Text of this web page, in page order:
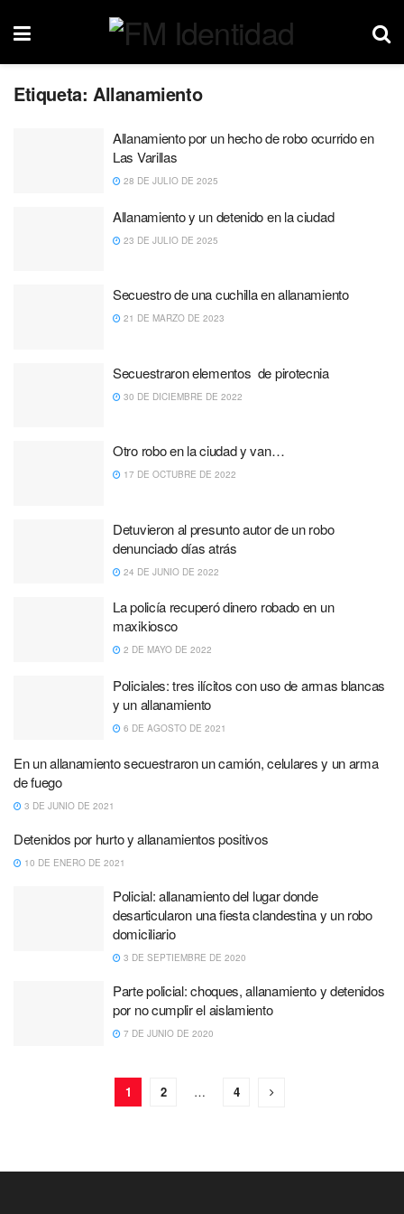
Etiqueta: Allanamiento
Allanamiento por un hecho de robo ocurrido en
Las Varillas
28 DE JULIO DE 2025
Allanamiento y un detenido en la ciudad
23 DE JULIO DE 2025
Secuestro de una cuchilla en allanamiento
21 DE MARZO DE 2023
Secuestraron elementos de pirotecnia
30 DE DICIEMBRE DE 2022
Otro robo en la ciudad y van…
17 DE OCTUBRE DE 2022
Detuvieron al presunto autor de un robo
denunciado días atrás
24 DE JUNIO DE 2022
La policía recuperó dinero robado en un
maxikiosco
2 DE MAYO DE 2022
Policiales: tres ilícitos con uso de armas blancas
y un allanamiento
6 DE AGOSTO DE 2021
En un allanamiento secuestraron un camión, celulares y un arma
de fuego
3 DE JUNIO DE 2021
Detenidos por hurto y allanamientos positivos
10 DE ENERO DE 2021
Policial: allanamiento del lugar donde
desarticularon una fiesta clandestina y un robo
domiciliario
3 DE SEPTIEMBRE DE 2020
Parte policial: choques, allanamiento y detenidos
por no cumplir el aislamiento
7 DE JUNIO DE 2020
1 2 … 4